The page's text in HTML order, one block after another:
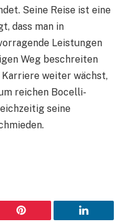
Seine Reise ist eine
dass man in
Leistungen
Weg beschreiten
Karriere weiter wächst,
reichen Bocelli-
seine
Pinterest LinkedIn